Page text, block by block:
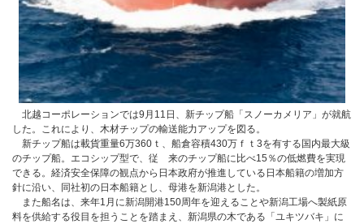
北越コーポレーションでは9月11日、新チップ船「スノーカメリア」が就航
した。これにより、木材チップの輸送能力アップを図る。
新チップ船は載貨重量6万360ｔ、船倉容積430万ｆｔ3を有する国内最大級
のチップ船。エコシップ型で、従 来のチップ船に比べ15％の低燃費を実現
できる。経済安全保障の観点から日本政府が推進している日本船籍の増加方
針に沿い、同社初の日本船籍とし、母港を新潟港とした。
また船名は、来年1月に新潟開港150周年を迎えることや新潟工場へ製紙原
料を供給する役目を担うことを踏まえ、新潟県の木である「ユキツバキ」に